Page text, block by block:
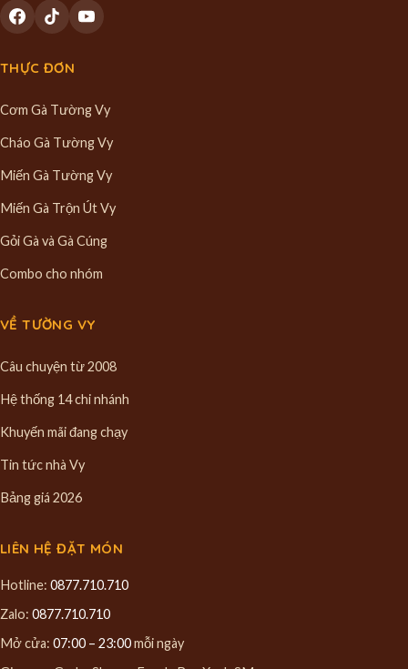
THỰC ĐƠN
Cơm Gà Tường Vy
Cháo Gà Tường Vy
Miến Gà Tường Vy
Miến Gà Trộn Út Vy
Gỏi Gà và Gà Cúng
Combo cho nhóm
VỀ TƯỜNG VY
Câu chuyện từ 2008
Hệ thống 14 chi nhánh
Khuyến mãi đang chạy
Tin tức nhà Vy
Bảng giá 2026
LIÊN HỆ ĐẶT MÓN
Hotline: 0877.710.710
Zalo: 0877.710.710
Mở cửa: 07:00 – 23:00mỗi ngày